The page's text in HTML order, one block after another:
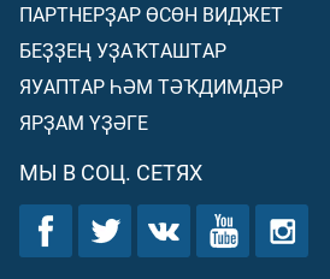
ПАРТНЕРҘАР ӨСӨН ВИДЖЕТ
БЕҘҘЕҢ УҘАҠТАШТАР
ЯУАПТАР ҺӘМ ТӘҠДИМДӘР
ЯРҘАМ ҮҘӘГЕ
МЫ В СОЦ. СЕТЯХ